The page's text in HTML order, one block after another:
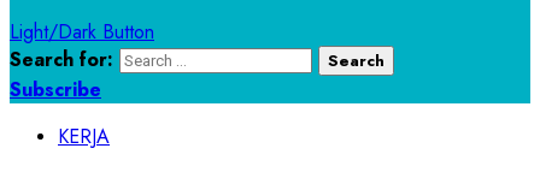
Light/Dark Button
Search for:
Subscribe
KERJA